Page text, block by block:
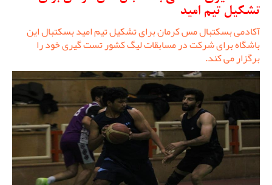
تشکیل تیم امید
آکادمی بسکتبال مس کرمان برای تشکیل تیم امید بسکتبال این
باشگاه برای شرکت در مسابقات لیگ کشور تست گیری خود را
برگزار می کند.